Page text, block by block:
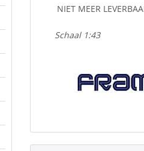
NIET MEER
Schaal 1:43